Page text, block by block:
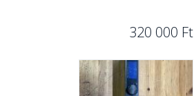
320 000 Ft